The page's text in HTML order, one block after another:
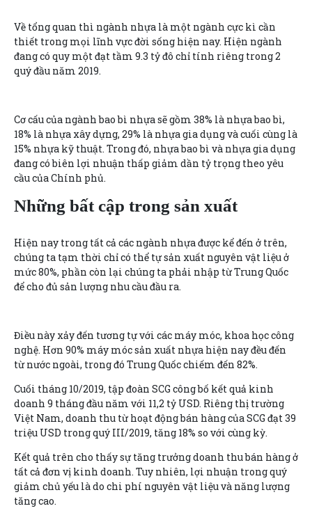
Về tổng quan thì ngành nhựa là một ngành cực kì cần
thiết trong mọi lĩnh vực đời sống hiện nay. Hiện ngành
đang có quy một đạt tầm 9.3 tỷ đô chỉ tính riêng trong 2
quý đầu năm 2019.
Cơ cấu của ngành bao bì nhựa sẽ gồm 38% là nhựa bao bì,
18% là nhựa xây dựng, 29% là nhựa gia dụng và cuối cùng là
15% nhựa kỹ thuật. Trong đó, nhựa bao bì và nhựa gia dụng
đang có biên lợi nhuận thấp giảm dần tỷ trọng theo yêu
cầu của Chính phủ.
Những bất cập trong sản xuất
Hiện nay trong tất cả các ngành nhựa được kể đến ở trên,
chúng ta tạm thời chỉ có thể tự sản xuất nguyên vật liệu ở
mức 80%, phần còn lại chúng ta phải nhập từ Trung Quốc
để cho đủ sản lượng nhu cầu đầu ra.
Điều này xảy đến tương tự với các máy móc, khoa học công
nghệ. Hơn 90% máy móc sản xuất nhựa hiện nay đều đến
từ nước ngoài, trong đó Trung Quốc chiếm đến 82%.
Cuối tháng 10/2019, tập đoàn SCG công bố kết quả kinh
doanh 9 tháng đầu năm với 11,2 tỷ USD. Riêng thị trường
Việt Nam, doanh thu từ hoạt động bán hàng của SCG đạt 39
triệu USD trong quý III/2019, tăng 18% so với cùng kỳ.
Kết quả trên cho thấy sự tăng trưởng doanh thu bán hàng ở
tất cả đơn vị kinh doanh. Tuy nhiên, lợi nhuận trong quý
giảm chủ yếu là do chi phí nguyên vật liệu và năng lượng
tăng cao.